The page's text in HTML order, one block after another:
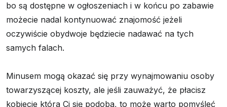
bo są dostępne w ogłoszeniach i w końcu po zabawie
możecie nadal kontynuować znajomość jeżeli
oczywiście obydwoje będziecie nadawać na tych
samych falach.
Minusem mogą okazać się przy wynajmowaniu osoby
towarzyszącej koszty, ale jeśli zauważyć, że płacisz
kobiecie która Ci się podoba, to może warto pomyśleć